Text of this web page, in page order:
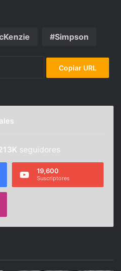
Simpson
Copiar URL
seguidores
19,600
Suscriptores